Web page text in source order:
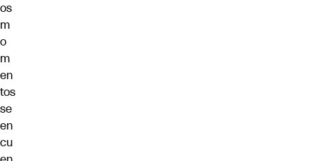
os
m
o
m
en
tos
se
en
cu